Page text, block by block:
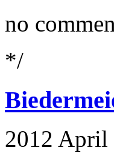
no
*/
2012 April